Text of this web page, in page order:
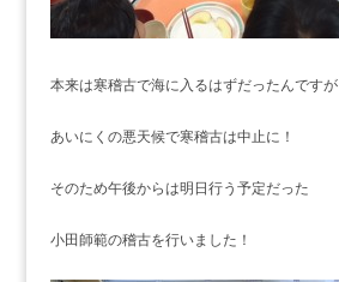
本来は寒稽古で海に入るはずだったんですが
あいにくの悪天候で寒稽古は中止に！
そのため午後からは明日行う予定だった
小田師範の稽古を行いました！